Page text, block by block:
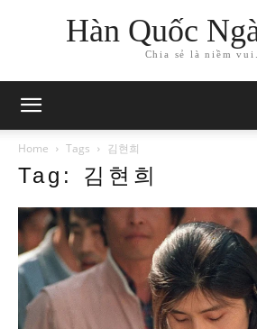
Hàn Quốc
Chia sẻ là niềm vui.
Home Tags 김현희
Tag: 김현희